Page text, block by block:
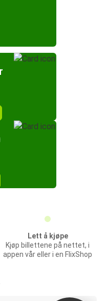
Lett å kjøpe
Kjøp billettene på nettet, i
appen vår eller i en FlixShop